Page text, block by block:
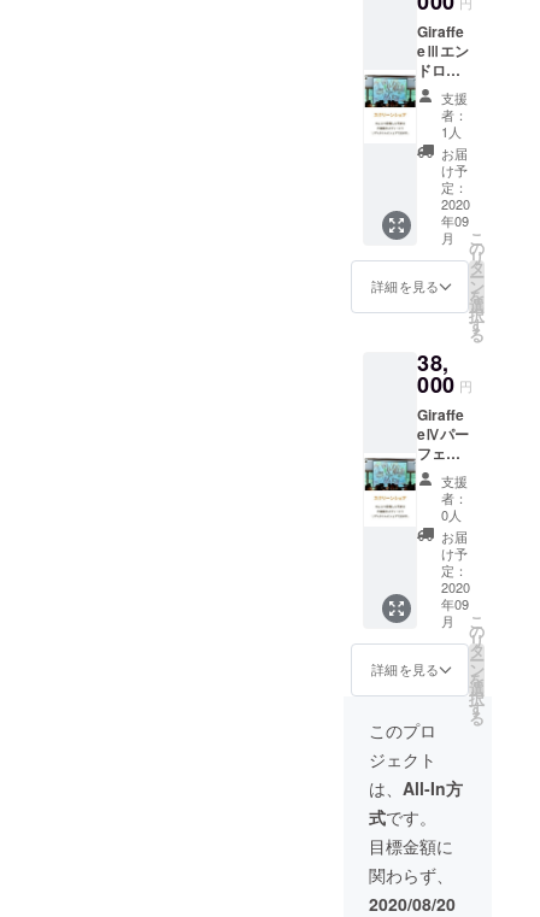
アドレ
スをご
記入下
さい。
Giraffe
eⅢエン
ドロー
ルタイ
プ（写
真投稿
機能＋
エンド
ロール
機能＋
写真
データ
全渡
し） ご
支援頂
く際に
メール
アドレ
スをご
記入下
さい。
支援
者：
1人
お届
け予
定：
2020
年09
月
詳細を見る
こ
の
リ
タ
ー
ン
を
選
択
す
る
38,
000 円
Giraffe
eⅣパー
フェク
トタイ
プ（写
真投稿
機能＋
フォト
コンテ
スト機
能＋エ
ンド
ロール
機能＋
写真
データ
全渡
し） ご
支援頂
く際に
必ず
メール
アドレ
スをご
記入下
さい。
支援
者：
0人
お届
け予
定：
2020
年09
月
詳細を見る
こ
の
リ
タ
ー
ン
を
選
択
す
る
このプロ
ジェクト
は、 All-In方
式です。
目標金額に
関わらず、
2020/08/20